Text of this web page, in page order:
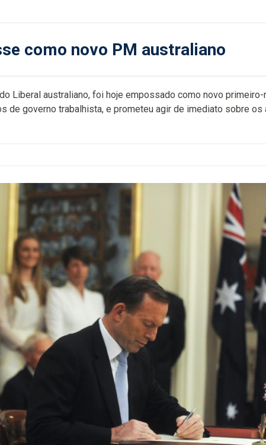
como novo PM australiano
Liberal australiano, foi hoje empossado como novo
de governo trabalhista, e prometeu agir de imediato sobre